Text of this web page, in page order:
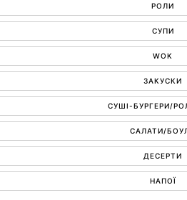
РОЛИ
СУПИ
WOK
ЗАКУСКИ
СУШІ-БУРГЕРИ/
САЛАТИ/
ДЕСЕРТИ
НАПОЇ